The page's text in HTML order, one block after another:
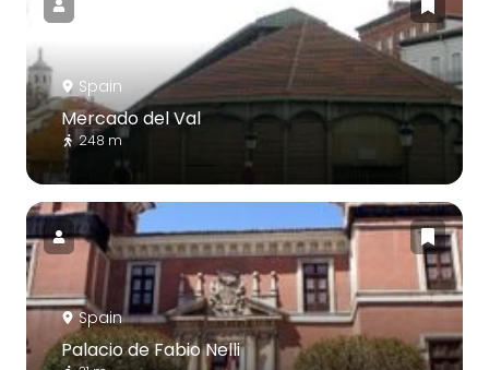
Spain
Mercado del Val
248 m
Spain
Palacio de Fabio Nelli